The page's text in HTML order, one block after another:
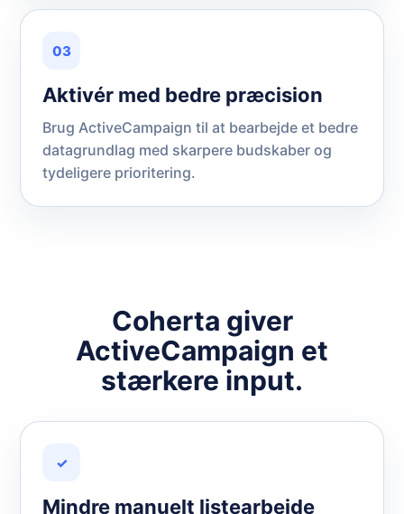
03
Aktivér med bedre præcision
Brug ActiveCampaign til at bearbejde et bedre
datagrundlag med skarpere budskaber og
tydeligere prioritering.
Coherta giver
ActiveCampaign et
stærkere input.
✓
Mindre manuelt listearbejde